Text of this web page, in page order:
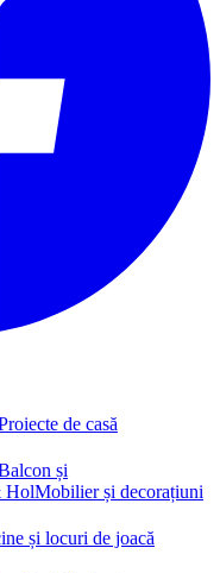
de casă
și
HolMobilier și decorațiuni
și locuri de joacă